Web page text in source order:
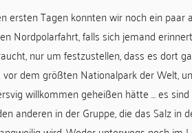
Tagen konnten wir noch ein
Nordpolarfahrt, falls sich jemand
nur um festzustellen, dass es dort
dem größten Nationalpark der Welt,
willkommen geheißen hätte … es
anderen in der Gruppe, die das Salz in